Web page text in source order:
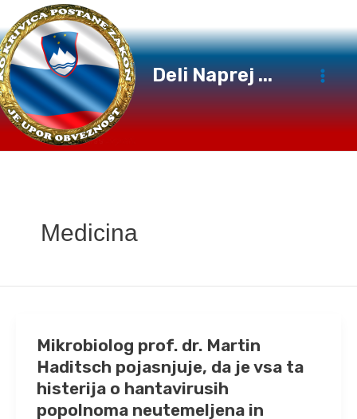
Preskoči
na
vsebino
Deli Naprej ...
Medicina
Mikrobiolog prof. dr. Martin
Haditsch pojasnjuje, da je vsa ta
histerija o hantavirusih
popolnoma neutemeljena in